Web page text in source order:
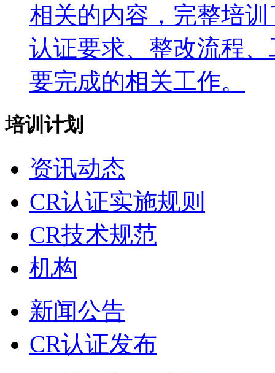
相关的内容，完整培
认证要求、整改流程
要完成的相关工作。
培训计划
资讯动态
CR认证实施规则
CR技术规范
机构
新闻公告
CR认证发布